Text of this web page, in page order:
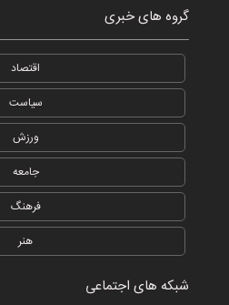
گروه های خبری
اقتصاد
سیاست
ورزش
جامعه
فرهنگ
هنر
شبکه های اجتماعی